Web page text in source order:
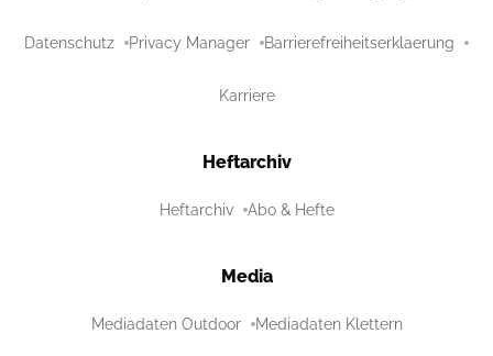
Datenschutz Privacy Manager Barrierefreiheitserklaerung
Karriere
Heftarchiv
Heftarchiv Abo & Hefte
Media
Mediadaten Outdoor Mediadaten Klettern